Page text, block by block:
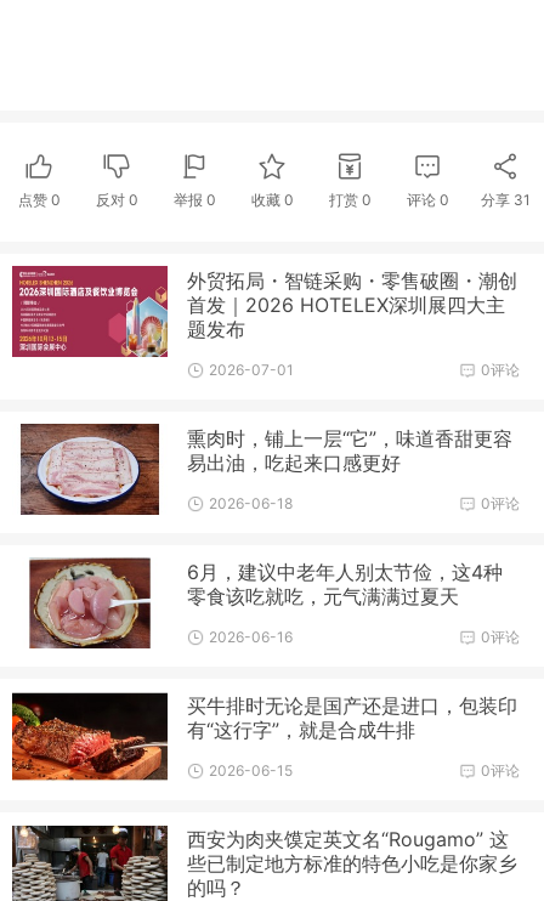
点赞 0 反对 0 举报 0 收藏 0 打赏 0 评论 0 分享 31
外贸拓局・智链采购・零售破圈・潮创
首发｜2026 HOTELEX深圳展四大主
题发布
0评论
2026-07-01
熏肉时，铺上一层“它”，味道香甜更容
易出油，吃起来口感更好
0评论
2026-06-18
6月，建议中老年人别太节俭，这4种
零食该吃就吃，元气满满过夏天
0评论
2026-06-16
买牛排时无论是国产还是进口，包装印
有“这行字”，就是合成牛排
0评论
2026-06-15
西安为肉夹馍定英文名“Rougamo” 这
些已制定地方标准的特色小吃是你家乡
的吗？